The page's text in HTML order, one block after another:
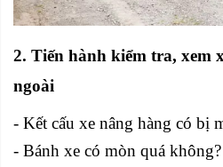
2. Tiến hành kiểm tra, xem
ngoài
- Kết cấu xe nâng hàng có bị
- Bánh xe có mòn quá không?